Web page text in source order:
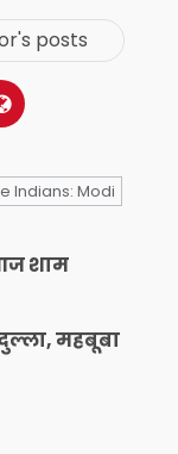
posts
Indians: Modi
शाम
महबूबा